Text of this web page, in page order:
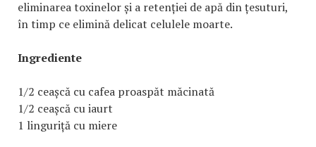
eliminarea toxinelor și a retenției de apă din țesuturi,
în timp ce elimină delicat celulele moarte.
Ingrediente
1/2 ceașcă cu cafea proaspăt măcinată
1/2 ceașcă cu iaurt
1 linguriță cu miere